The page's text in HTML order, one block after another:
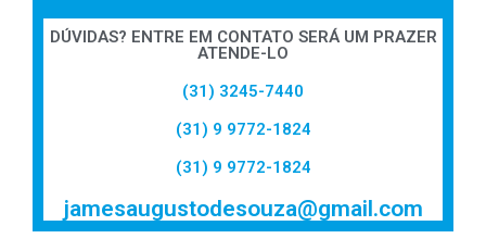
DÚVIDAS? ENTRE EM CONTATO SERÁ UM PRAZER
ATENDE-LO
(31) 3245-7440
(31) 9 9772-1824
(31) 9 9772-1824
jamesaugustodesouza@gmail.com